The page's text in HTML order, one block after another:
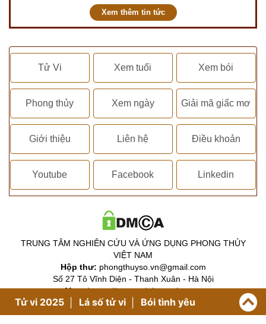
Xem thêm tin tức
Tử Vi Xem tuổi Xem bói
Phong thủy Xem ngày Giải mã giấc mơ
Giới thiệu Liên hệ Điều khoản
Youtube Facebook Linkedin
TRUNG TÂM NGHIÊN CỨU VÀ ỨNG DỤNG PHONG THỦY
VIỆT NAM
Hộp thư: phongthuyso.vn@gmail.com
Số 27 Tô Vĩnh Diện - Thanh Xuân - Hà Nội
Map:https://g.page/phongthuyso
Tử vi 2025 Lá số tử vi Bói tình yêu